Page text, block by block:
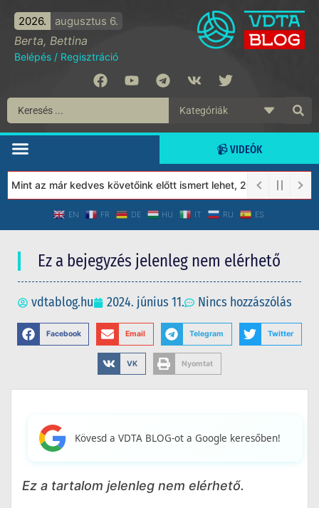
2026. augusztus 6.
Berta, Bettina
Belépés / Regisztráció
📹 VIDEÓK
az már kedves követőink előtt ismert lehet, 2023-tól a
EN FR DE HU IT RU ES
Ez a bejegyzés jelenleg nem elérhető
vdtablog.hu 2024. június 11. Nincs hozzászólás
Facebook Email Telegram Twitter
VK Nyomtat
Kövesd a VDTA BLOG-ot a Google keresőben!
Ez a tartalom jelenleg nem elérhető.